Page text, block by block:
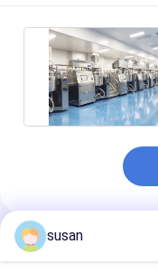
अनुशंसित उत्पाद
susan